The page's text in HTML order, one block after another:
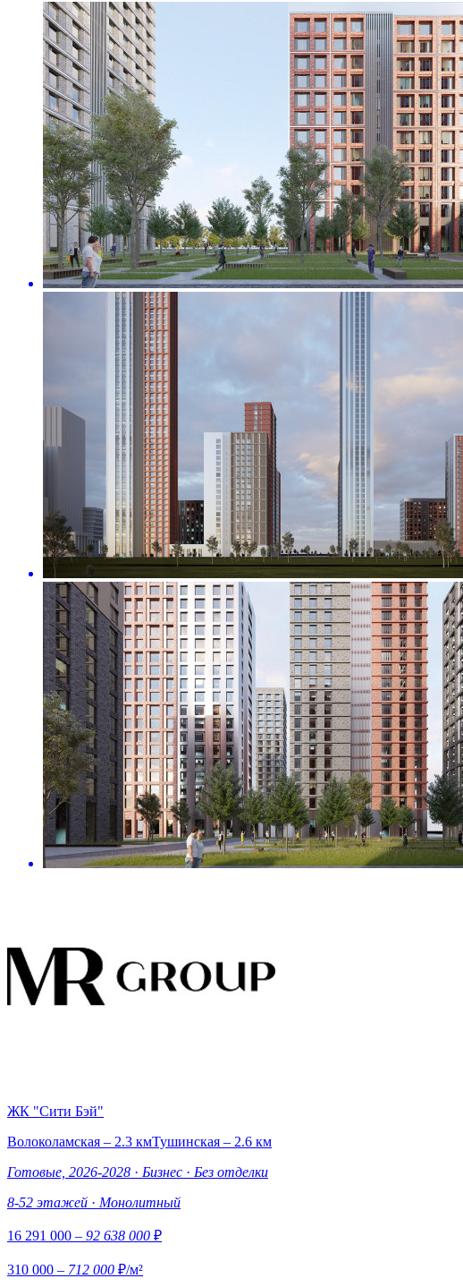
ЖК "Сити Бэй"
Волоколамская – 2.3 кмТушинская – 2.6 км
Готовые, 2026-2028 · Бизнес · Без отделки
8-52 этажей · Монолитный
16 291 000 – 92 638 000 ₽
310 000 – 712 000 ₽/м²